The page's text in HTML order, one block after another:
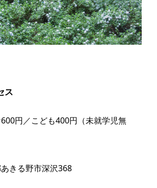
ス
円／こども400円（未就学児無
きる野市深沢368